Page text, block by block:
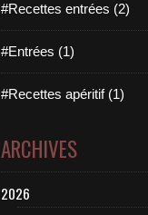
#Recettes entrées (2)
#Entrées (1)
#Recettes apéritif (1)
ARCHIVES
2026